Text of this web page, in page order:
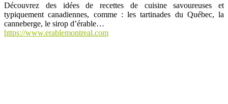
Découvrez des idées de recettes de cuisine savoureuses et
typiquement canadiennes, comme : les tartinades du Québec, la
canneberge, le sirop d’érable…
https://www.erablemontreal.com